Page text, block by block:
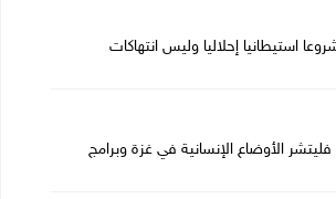
استيطانيا إحلاليا وليس انتهاكات
الأوضاع الإنسانية في غزة وبرامج